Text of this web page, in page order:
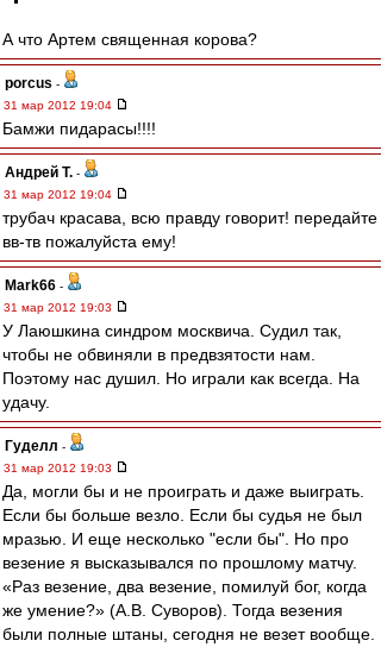
А что Артем священная корова?
porcus -
31 мар 2012 19:04
Бамжи пидарасы!!!!
Андрей Т. -
31 мар 2012 19:04
трубач красава, всю правду говорит! передайте
вв-тв пожалуйста ему!
Mark66 -
31 мар 2012 19:03
У Лаюшкина синдром москвича. Судил так,
чтобы не обвиняли в предвзятости нам.
Поэтому нас душил. Но играли как всегда. На
удачу.
Гуделл -
31 мар 2012 19:03
Да, могли бы и не проиграть и даже выиграть.
Если бы больше везло. Если бы судья не был
мразью. И еще несколько "если бы". Но про
везение я высказывался по прошлому матчу.
«Раз везение, два везение, помилуй бог, когда
же умение?» (А.В. Суворов). Тогда везения
были полные штаны, сегодня не везет вообще.